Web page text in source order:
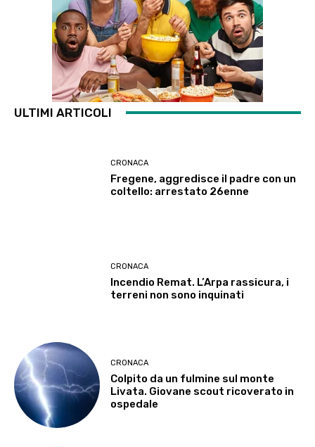
ULTIMI ARTICOLI
CRONACA
Fregene, aggredisce il padre con un
coltello: arrestato 26enne
CRONACA
Incendio Remat. L’Arpa rassicura, i
terreni non sono inquinati
CRONACA
Colpito da un fulmine sul monte
Livata. Giovane scout ricoverato in
ospedale